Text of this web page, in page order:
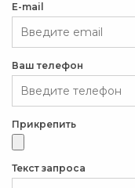
E-mail
Ваш телефон
Прикрепить
Текст запроса